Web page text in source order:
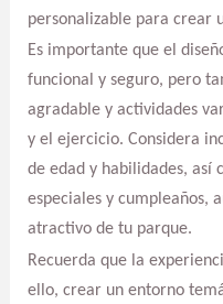
personalizable para crear
Es importante que el
funcional y seguro, pero
agradable y actividades
y el ejercicio. Considera
de edad y habilidades, así
especiales y cumpleaños,
atractivo de tu parque.
Recuerda que la
ello, crear un entorno